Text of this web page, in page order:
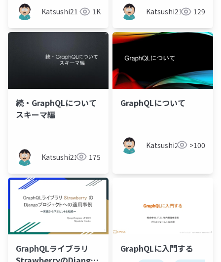
Katsushi21 1K Katsushi21 129
続・GraphQLについて
スキーマ編
Katsushi21 175
GraphQLについて
Katsushi21 >100
GraphQLライブラリ
GraphQLに入門する